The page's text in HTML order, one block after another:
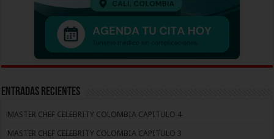
Entradas recientes
MASTER CHEF CELEBRITY COLOMBIA CAPITULO 4
MASTER CHEF CELEBRITY COLOMBIA CAPITULO 3